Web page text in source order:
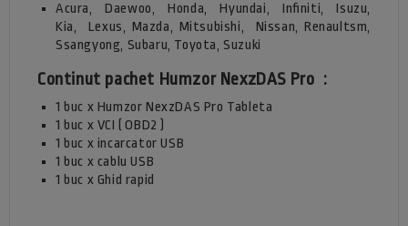
Acura, Daewoo, Honda, Hyundai, Infiniti, Isuzu,
Kia,
Lexus, Mazda, Mitsubishi,
Nissan, Renaultsm,
Ssangyong, Subaru, Toyota, Suzuki
Continut pachet Humzor NexzDAS Pro :
1 buc x Humzor NexzDAS Pro Tableta
1 buc x VCI ( OBD2 )
1 buc x incarcator USB
1 buc x cablu USB
1 buc x Ghid rapid